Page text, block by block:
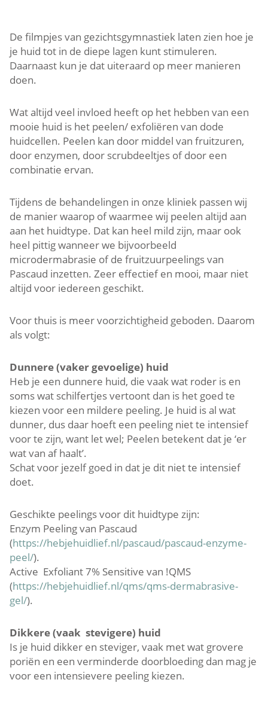
De filmpjes van gezichtsgymnastiek laten zien hoe je
je huid tot in de diepe lagen kunt stimuleren.
Daarnaast kun je dat uiteraard op meer manieren
doen.
Wat altijd veel invloed heeft op het hebben van een
mooie huid is het peelen/ exfoliëren van dode
huidcellen. Peelen kan door middel van fruitzuren,
door enzymen, door scrubdeeltjes of door een
combinatie ervan.
Tijdens de behandelingen in onze kliniek passen wij
de manier waarop of waarmee wij peelen altijd aan
aan het huidtype. Dat kan heel mild zijn, maar ook
heel pittig wanneer we bijvoorbeeld
microdermabrasie of de fruitzuurpeelings van
Pascaud inzetten. Zeer effectief en mooi, maar niet
altijd voor iedereen geschikt.
Voor thuis is meer voorzichtigheid geboden. Daarom
als volgt:
Dunnere (vaker gevoelige) huid
Heb je een dunnere huid, die vaak wat roder is en
soms wat schilfertjes vertoont dan is het goed te
kiezen voor een mildere peeling. Je huid is al wat
dunner, dus daar hoeft een peeling niet te intensief
voor te zijn, want let wel; Peelen betekent dat je ‘er
wat van af haalt’.
Schat voor jezelf goed in dat je dit niet te intensief
doet.
Geschikte peelings voor dit huidtype zijn:
Enzym Peeling van Pascaud
(https://hebjehuidlief.nl/pascaud/pascaud-enzyme-
peel/).
Active Exfoliant 7% Sensitive van !QMS
(https://hebjehuidlief.nl/qms/qms-dermabrasive-
gel/).
Dikkere (vaak stevigere) huid
Is je huid dikker en steviger, vaak met wat grovere
poriën en een verminderde doorbloeding dan mag je
voor een intensievere peeling kiezen.